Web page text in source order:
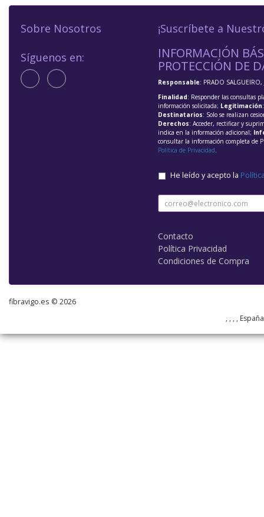
Sobre Nosotros
Síguenos en:
¡Suscríbete a
INFORMACIÓN
PROTECCIÓN DE
Responsable: PRADO SALGUEIRO,
Finalidad: Responder las consultas
información solicitada; Legitimación
Destinatarios: Solo se realizan
Derechos: Acceder, rectificar y
indica en la información adicional;
consultar la información completa de
Política de Privacidad.
He leído y acepto la
Contacto
Política Privacidad
Condiciones de Compra
fibravigo.es © 2026
, , , ,